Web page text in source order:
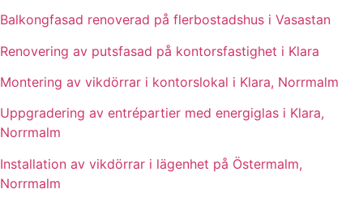
Balkongfasad renoverad på flerbostadshus i Vasastan
Renovering av putsfasad på kontorsfastighet i Klara
Montering av vikdörrar i kontorslokal i Klara, Norrmalm
Uppgradering av entrépartier med energiglas i Klara,
Norrmalm
Installation av vikdörrar i lägenhet på Östermalm,
Norrmalm